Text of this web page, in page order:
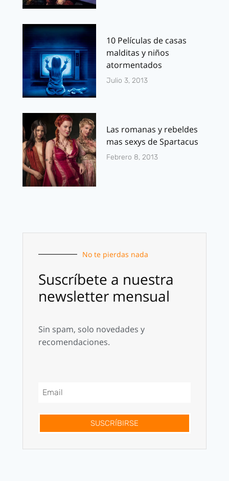
10 Películas de casas
malditas y niños
atormentados
Julio 3, 2013
Las romanas y rebeldes
mas sexys de Spartacus
Febrero 8, 2013
No te pierdas nada
Suscríbete a nuestra
newsletter mensual
Sin spam, solo novedades y
recomendaciones.
SUSCRÍBIRSE